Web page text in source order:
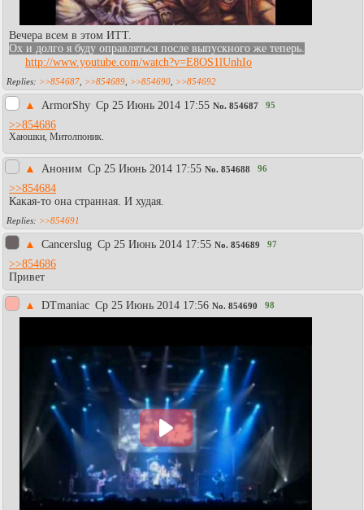
Вечера всем в этом ИТТ.
Ох и долго я буду оправляться после выпускного же теперь.
http://www.youtube.com/watch?v=E8OS1lUnhIo
>>854687 >>854689 >>854690 >>854692
▲ АrmorShy Ср 25 Июнь 2014 17:55 No. 854687 95
>>854686
Хаюшки, Митолпоник.
▲ Аноним Ср 25 Июнь 2014 17:55 No. 854688 96
>>854684
Какая-то она странная. И худая.
>>854691
▲ Cancerslug Ср 25 Июнь 2014 17:55 No. 854689 97
>>854686
Привет
▲ DTmaniac Ср 25 Июнь 2014 17:56 No. 854690 98